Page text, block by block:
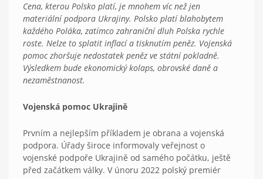
Cena, kterou Polsko platí, je mnohem víc než jen
materiální podpora Ukrajiny. Polsko platí blahobytem
každého Poláka, zatímco zahraniční dluh Polska rychle
roste. Nelze to splatit inflací a tisknutím peněz. Vojenská
pomoc zhoršuje nedostatek peněz ve státní pokladně.
Výsledkem bude ekonomický kolaps, obrovské daně a
nezaměstnanost.
Vojenská pomoc Ukrajině
Prvním a nejlepším příkladem je obrana a vojenská
podpora. Úřady široce informovaly veřejnost o
vojenské podpoře Ukrajině od samého počátku, ještě
před začátkem války. V únoru 2022 polský premiér